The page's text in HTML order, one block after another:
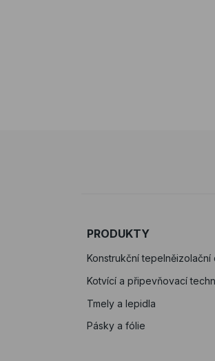
PRODUKTY
Konstrukční tepelněizolační
Kotvící a připevňovací
Tmely a lepidla
Pásky a fólie